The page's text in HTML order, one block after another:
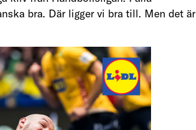
bra. Där ligger vi bra till. Men det är